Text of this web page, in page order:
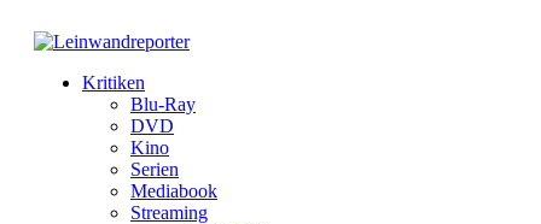
Kritiken
Blu-Ray
DVD
Kino
Serien
Mediabook
Streaming